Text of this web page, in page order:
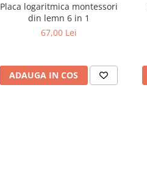
Placa logaritmica montessori
din lemn 6 in 1
67,00 Lei
ADAUGA IN COS